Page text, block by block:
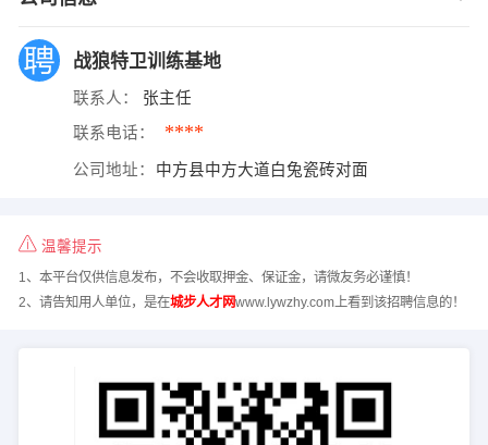
战狼特卫训练基地
联系人： 张主任
联系电话： ****
公司地址： 中方县中方大道白兔瓷砖对面
温馨提示
1、本平台仅供信息发布，不会收取押金、保证金，请微友务必谨慎！
2、请告知用人单位，是在城步人才网www.lywzhy.com上看到该招聘信息的！